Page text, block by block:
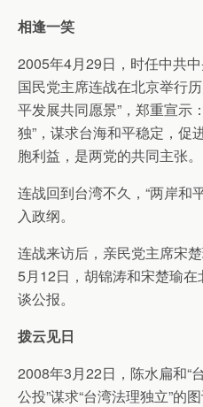
相逢一笑
2005年4月29日，时任中共
国民党主席连战在北京举行
平发展共同愿景”，郑重宣示
独”，谋求台海和平稳定，促
胞利益，是两党的共同主张。
连战回到台湾不久，“两岸和
入政纲。
连战来访后，亲民党主席宋
5月12日，胡锦涛和宋楚瑜
谈公报。
拨云见日
2008年3月22日，陈水扁和“
公投”谋求“台湾法理独立”的